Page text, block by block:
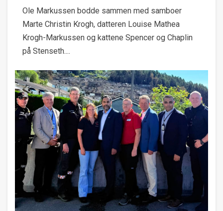
Ole Markussen bodde sammen med samboer
Marte Christin Krogh, datteren Louise Mathea
Krogh-Markussen og kattene Spencer og Chaplin
på Stenseth....